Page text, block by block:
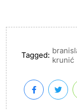
Tagged:
krunić